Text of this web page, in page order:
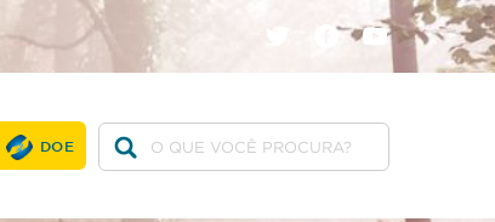
DOE
facebookyoutube